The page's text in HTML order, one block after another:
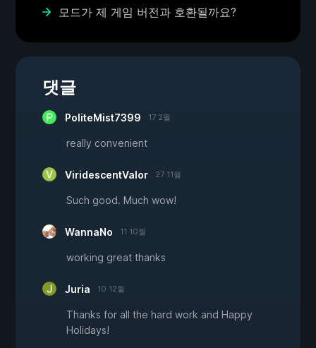
모드가 제 게임 버전과 호환될까요?
댓글
PoliteMist7399 17 2월
really convenient
ViridescentValor 27 11월
Such good. Much wow!
WannaNo 11 10월
working great thanks
Juria 10 12월
Thanks for all the hard work and Happy
Holidays!